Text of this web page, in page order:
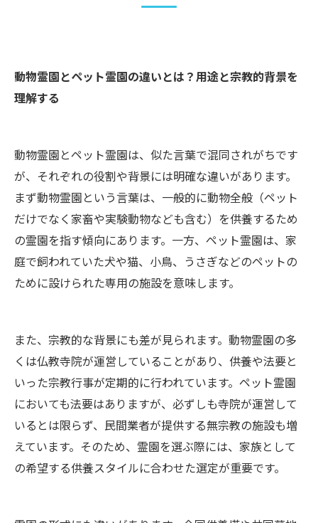
関連エリア
動物霊園とペット霊園の違いとは？用途と宗教的背景を
理解する
動物霊園とペット霊園は、似た言葉で混同されがちです
が、それぞれの役割や背景には明確な違いがあります。
まず動物霊園という言葉は、一般的に動物全般（ペット
だけでなく家畜や実験動物なども含む）を供養するため
の霊園を指す傾向にあります。一方、ペット霊園は、家
庭で飼われていた犬や猫、小鳥、うさぎなどのペットの
ために設けられた専用の施設を意味します。
また、宗教的な背景にも差が見られます。動物霊園の多
くは仏教寺院が運営していることがあり、供養や法要と
いった宗教行事が定期的に行われています。ペット霊園
においても法要はありますが、必ずしも寺院が運営して
いるとは限らず、民間業者が提供する無宗教の施設も増
えています。そのため、霊園を選ぶ際には、家族として
の希望する供養スタイルに合わせた選定が重要です。